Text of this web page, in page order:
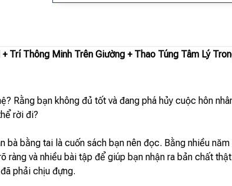
Thông Minh Trên Giường + Thao Túng Tâm Lý
Rằng bạn không đủ tốt và đang phá hủy cuộc hôn
rời đi?
bằng tai là cuốn sách bạn nên đọc. Bằng nhiều
và nhiều bài tập để giúp bạn nhận ra bản chất
phải chịu đựng.